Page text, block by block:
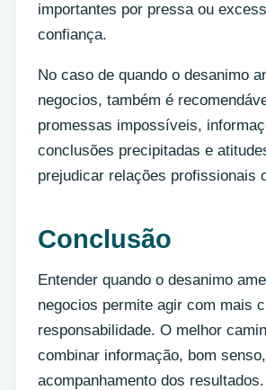
importantes por pressa ou
confiança.
No caso de quando o desanimo
negocios, também é
promessas impossíveis,
conclusões precipitadas e
prejudicar relações profissionais
Conclusão
Entender quando o desanimo
negocios permite agir com mais
responsabilidade. O melhor
combinar informação, bom
acompanhamento dos resultados.